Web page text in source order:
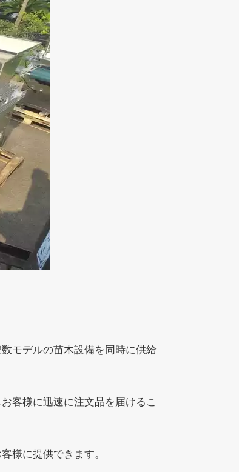
モデルの苗木設備を同時に供給
客様に迅速に注文品を届けるこ
様に提供できます。